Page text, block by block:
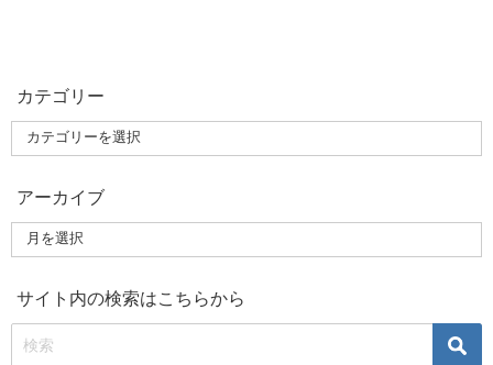
カテゴリー
アーカイブ
サイト内の検索はこちらから